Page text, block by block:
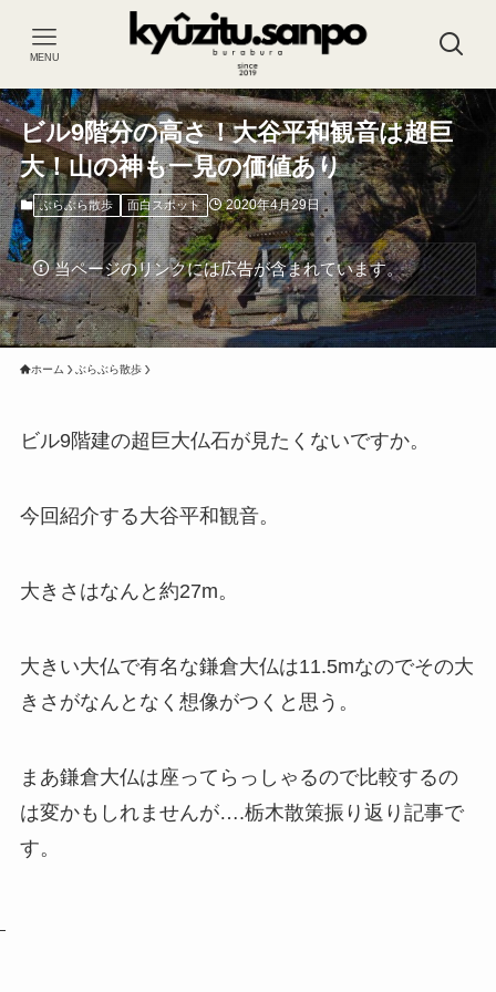
MENU
ビル9階分の高さ！大谷平和観音は超巨
大！山の神も一見の価値あり
ぶらぶら散歩 面白スポット 2020年4月29日
当ページのリンクには広告が含まれています。
ホーム ぶらぶら散歩
ビル9階建の超巨大仏石が見たくないですか。
今回紹介する大谷平和観音。
大きさはなんと約27m。
大きい大仏で有名な鎌倉大仏は11.5mなのでその大
きさがなんとなく想像がつくと思う。
まあ鎌倉大仏は座ってらっしゃるので比較するの
は変かもしれませんが….栃木散策振り返り記事で
す。